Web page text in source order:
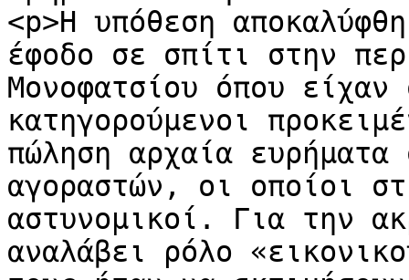
<p>Η υπόθεση
έφοδο σε σπίτι στην
Μονοφατσίου όπου
κατηγορούμενοι
πώληση αρχαία
αγοραστών, οι οποίοι
αστυνομικοί. Για την
αναλάβει ρόλο